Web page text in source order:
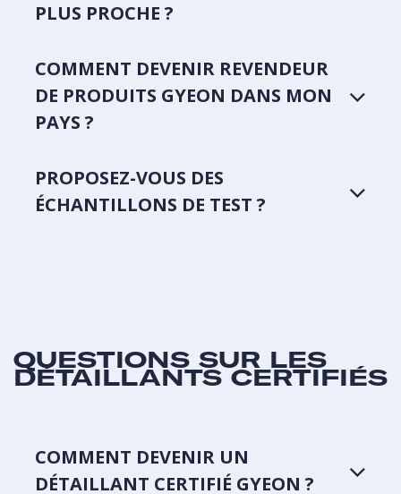
PLUS PROCHE ?
COMMENT DEVENIR REVENDEUR
DE PRODUITS GYEON DANS MON
PAYS ?
PROPOSEZ-VOUS DES
ÉCHANTILLONS DE TEST ?
QUESTIONS SUR LES
DÉTAILLANTS CERTIFIÉS
COMMENT DEVENIR UN
DÉTAILLANT CERTIFIÉ GYEON ?